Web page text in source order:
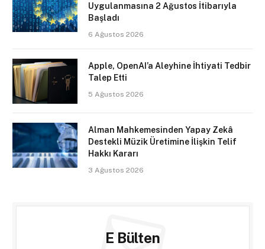
Uygulanmasına 2 Ağustos İtibarıyla
Başladı
6 Ağustos 2026
Apple, OpenAI’a Aleyhine İhtiyati Tedbir
Talep Etti
5 Ağustos 2026
Alman Mahkemesinden Yapay Zekâ
Destekli Müzik Üretimine İlişkin Telif
Hakkı Kararı
3 Ağustos 2026
E Bülten